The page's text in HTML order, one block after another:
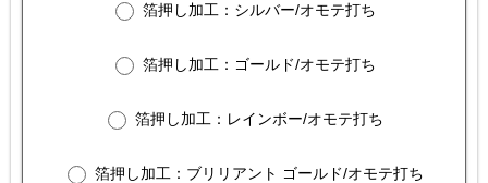
箔押し加工：シルバー/オモテ打ち
箔押し加工：ゴールド/オモテ打ち
箔押し加工：レインボー/オモテ打ち
箔押し加工：ブリリアント ゴールド/オモテ打ち